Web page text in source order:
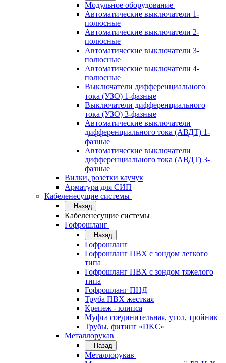
Модульное оборудование
Автоматические выключатели 1-
полюсные
Автоматические выключатели 2-
полюсные
Автоматические выключатели 3-
полюсные
Автоматические выключатели 4-
полюсные
Выключатели дифференциального
тока (УЗО) 1-фазные
Выключатели дифференциального
тока (УЗО) 3-фазные
Автоматические выключатели
дифференциального тока (АВДТ) 1-
фазные
Автоматические выключатели
дифференциального тока (АВДТ) 3-
фазные
Вилки, розетки каучук
Арматура для СИП
Кабеленесущие системы
Назад
Кабеленесущие системы
Гофрошланг
Назад
Гофрошланг
Гофрошланг ПВХ с зондом легкого
типа
Гофрошланг ПВХ с зондом тяжелого
типа
Гофрошланг ПНД
Труба ПВХ жесткая
Крепеж - клипса
Муфта соединительная, угол, тройник
Трубы, фитинг «DKC»
Металлорукав
Назад
Металлорукав